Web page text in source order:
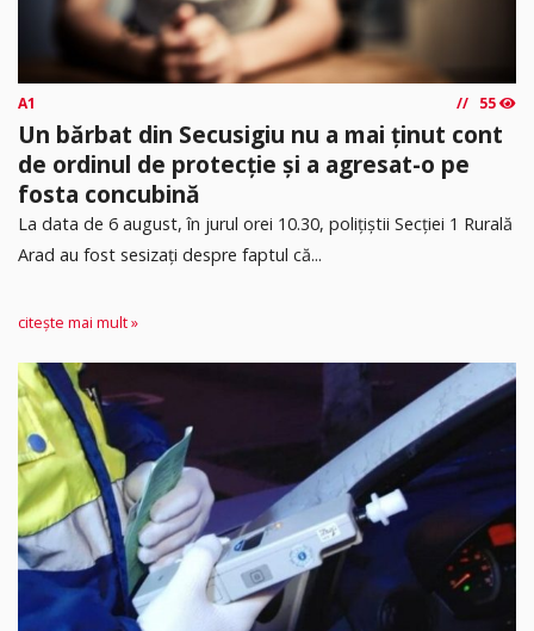
A1 55
Un bărbat din Secusigiu nu a mai ținut cont
de ordinul de protecție și a agresat-o pe
fosta concubină
​La data de 6 august, în jurul orei 10.30, polițiștii Secției 1 Rurală
Arad au fost sesizați despre faptul că...
citește mai mult »